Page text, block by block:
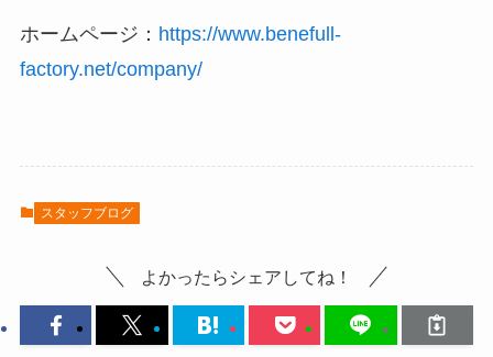
ホームページ： https://www.benefull-
factory.net/company/
スタッフブログ
よかったらシェアしてね！